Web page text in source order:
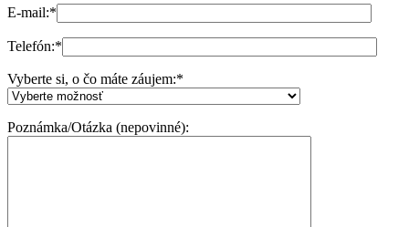
E-mail:*
Telefón:*
Vyberte si, o čo máte záujem:*
Poznámka/Otázka (nepovinné):